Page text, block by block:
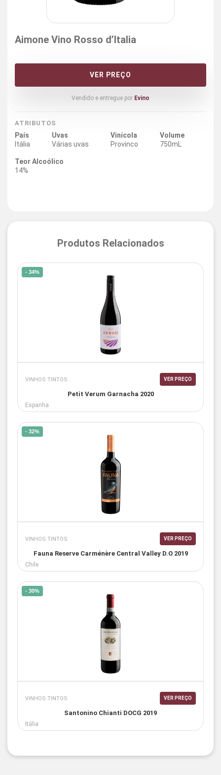
Aimone Vino Rosso d’Italia
VER PREÇO
Vendido e entregue por Evino
ATRIBUTOS
País
Itália
Uvas
Várias uvas
Vinícola
Provinco
Volume
750mL
Teor Alcoólico
14%
Produtos Relacionados
- 34%
VINHOS TINTOS VER PREÇO
Petit Verum Garnacha 2020
Espanha
- 32%
VINHOS TINTOS VER PREÇO
Fauna Reserve Carménère Central Valley D.O 2019
Chile
- 30%
VINHOS TINTOS VER PREÇO
Santonino Chianti DOCG 2019
Itália